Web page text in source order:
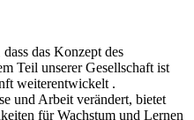
das Konzept des
Teil unserer Gesellschaft ist
weiterentwickelt .
und Arbeit verändert, bietet
für Wachstum und Lernen